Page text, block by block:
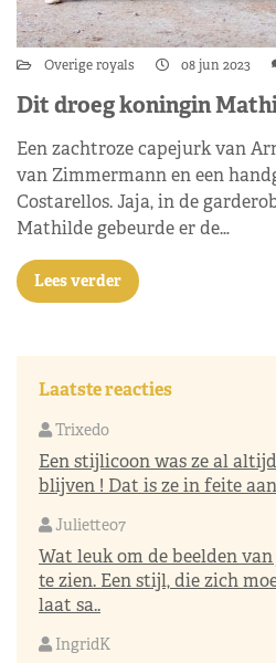
Overige royals 08 jun 2023
Dit droeg koningin
Een zachtroze capejurk van
van Zimmermann en een
Costarellos. Jaja, in de
Mathilde gebeurde er de…
Lees verder
Laatste reacties
Trixedo
Een stijlicoon was ze al
blijven ! Dat is ze in feite
Juliette07
Wat leuk om de beelden
te zien. Een stijl, die zich
laat sa..
IngridK